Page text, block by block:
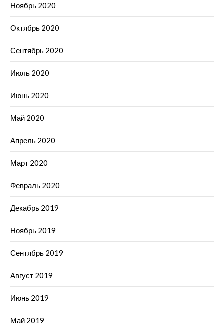
Ноябрь 2020
Октябрь 2020
Сентябрь 2020
Июль 2020
Июнь 2020
Май 2020
Апрель 2020
Март 2020
Февраль 2020
Декабрь 2019
Ноябрь 2019
Сентябрь 2019
Август 2019
Июнь 2019
Май 2019